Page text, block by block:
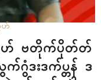
ဟ်
ဟ် ဗတိုက်ပိုတ်တ်
ဒးဒက်ပ္တန် ဒ